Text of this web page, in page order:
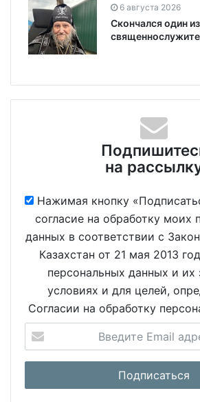
6 августа 2026
Скончался один
на
Нажимая кнопку
согласие на обработку моих
данных в соответствии с
Казахстан от 21 мая 2013
персональных данных и их
условиях и для целей,
Согласии на обработку